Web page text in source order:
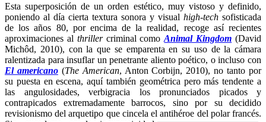
Esta superposición de un orden estético, muy vistoso y definido,
poniendo al día cierta textura sonora y visual high-tech sofisticada
de los años 80, por encima de la realidad, recoge así recientes
aproximaciones al thrillercriminal comoAnimal Kingdom (David
Michôd, 2010), con la que se emparenta en su uso de la cámara
ralentizada para insuflar un penetrante aliento poético, o incluso con
El americano(The American, Anton Corbijn, 2010), no tanto por
su puesta en escena, aquí también geométrica pero más tendente a
las angulosidades, verbigracia los pronunciados picados y
contrapicados extremadamente barrocos, sino por su decidido
revisionismo del arquetipo que cincela el antihéroe del polar francés.